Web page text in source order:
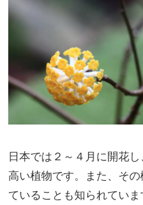
日本では２～４月に開花
高い植物です。また、そ
ていることも知られてい